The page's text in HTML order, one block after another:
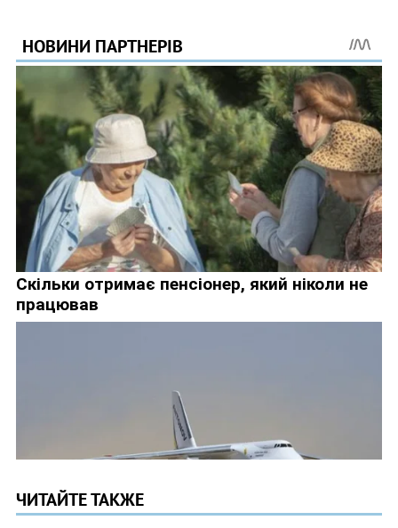
ЧИТАЙТЕ ТАКЖЕ